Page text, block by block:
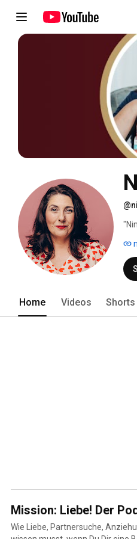
Home Videos Shorts
Mission: Liebe! Der
Wie Liebe, Partnersuche,